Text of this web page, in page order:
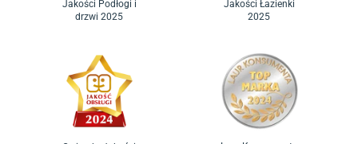
Jakości Podłogi i
drzwi 2025
Jakości Łazienki
2025